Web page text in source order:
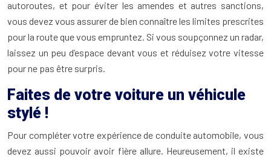
autoroutes, et pour éviter les amendes et autres sanctions,
vous devez vous assurer de bien connaître les limites prescrites
pour la route que vous empruntez. Si vous soupçonnez un radar,
laissez un peu d’espace devant vous et réduisez votre vitesse
pour ne pas être surpris.
Faites de votre voiture un véhicule
stylé !
Pour compléter votre expérience de conduite automobile, vous
devez aussi pouvoir avoir fière allure. Heureusement, il existe